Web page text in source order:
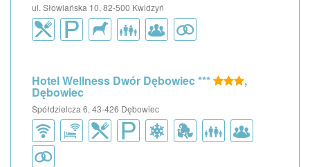
ul. Słowiańska 10, 82-500 Kwidzyń
Hotel Wellness Dwór Dębowiec *** ,
Dębowiec
Spółdzielcza 6, 43-426 Dębowiec